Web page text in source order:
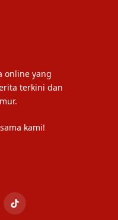
online yang
terkini dan
kami!
TikTok